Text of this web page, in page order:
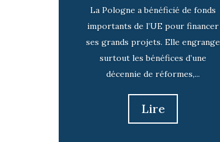
La Pologne a bénéficié de fonds
importants de l’UE pour financer
ses grands projets. Elle engrange
surtout les bénéfices d’une
décennie de réformes,...
Lire